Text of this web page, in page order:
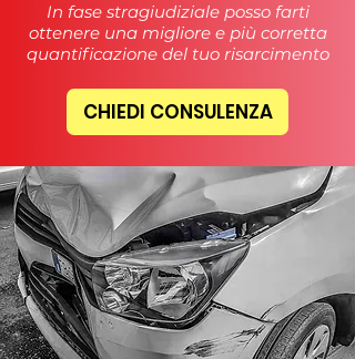
In fase stragiudiziale posso farti
ottenere una migliore e più corretta
quantificazione del tuo risarcimento
CHIEDI CONSULENZA